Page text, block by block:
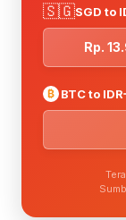
🇸🇬SGD to
Rp.
₿ BTC to IDR